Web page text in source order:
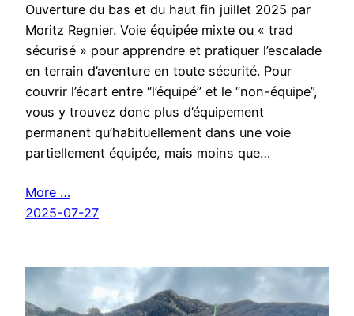
Ouverture du bas et du haut fin juillet 2025 par
Moritz Regnier. Voie équipée mixte ou « trad
sécurisé » pour apprendre et pratiquer l’escalade
en terrain d’aventure en toute sécurité. Pour
couvrir l’écart entre “l’équipé” et le “non-équipe”,
vous y trouvez donc plus d’équipement
permanent qu’habituellement dans une voie
partiellement équipée, mais moins que…
More …
2025-07-27